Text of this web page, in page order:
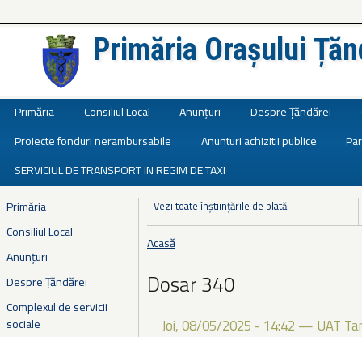
Primăria Orașului
Primăria Consiliul Local Anunțuri Despre Țăndărei
Proiecte fonduri nerambursabile
Anunturi achizitii publice
SERVICIUL DE TRANSPORT IN REGIM DE TAXI
Primăria
Consiliul Local
Anunțuri
Despre Țăndărei
Complexul de servicii
sociale
Vezi toate înștiințările de plată
Eşti aici
Acasă
Dosar 340
Joi, 08/05/2025 - 14:42 — UAT